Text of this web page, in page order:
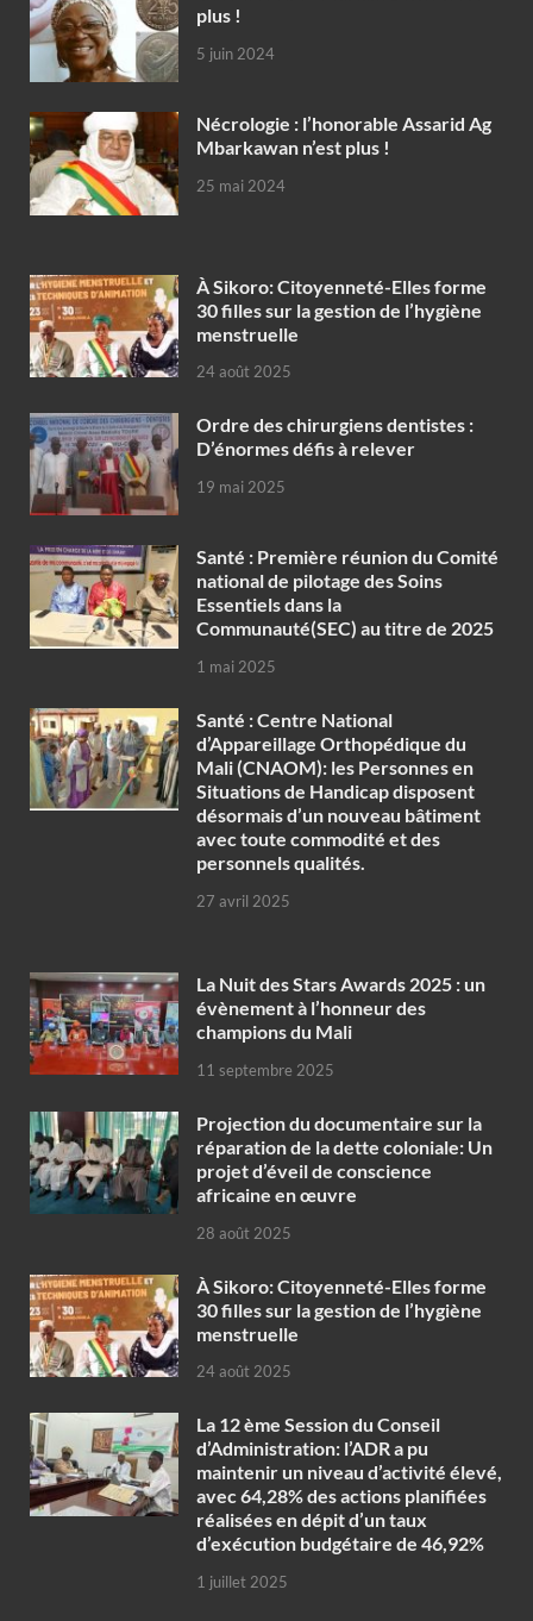
plus !
5 juin 2024
Nécrologie : l’honorable Assarid Ag
Mbarkawan n’est plus !
25 mai 2024
À Sikoro: Citoyenneté-Elles forme
30 filles sur la gestion de l’hygiène
menstruelle
24 août 2025
Ordre des chirurgiens dentistes :
D’énormes défis à relever
19 mai 2025
Santé : Première réunion du Comité
national de pilotage des Soins
Essentiels dans la
Communauté(SEC) au titre de 2025
1 mai 2025
Santé : Centre National
d’Appareillage Orthopédique du
Mali (CNAOM): les Personnes en
Situations de Handicap disposent
désormais d’un nouveau bâtiment
avec toute commodité et des
personnels qualités.
27 avril 2025
‎La Nuit des Stars Awards 2025 : un
évènement à l’honneur des
champions du Mali
11 septembre 2025
Projection du documentaire sur la
réparation de la dette coloniale: Un
projet d’éveil de conscience
africaine en œuvre‎
28 août 2025
À Sikoro: Citoyenneté-Elles forme
30 filles sur la gestion de l’hygiène
menstruelle
24 août 2025
La 12 ème Session du Conseil
d’Administration: l’ADR a pu
maintenir un niveau d’activité élevé,
avec 64,28% des actions planifiées
réalisées en dépit d’un taux
d’exécution budgétaire de 46,92%
1 juillet 2025